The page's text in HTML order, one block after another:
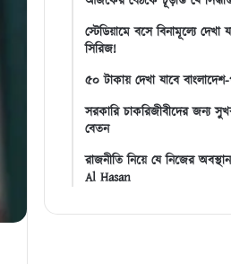
স্টেডিয়ামে বসে বিনামূল্যে দেখা
সিরিজ!
৫০ টাকায় দেখা যাবে
সরকারি চাকরিজীবীদের জন্য
বেতন
রাজনীতি নিয়ে যে নিজের
Al Hasan